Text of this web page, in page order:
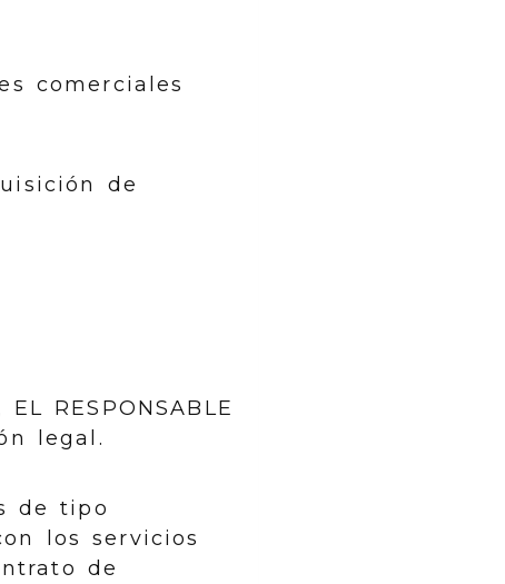
comerciales
de
RESPONSABLE
legal.
de tipo
los servicios
de